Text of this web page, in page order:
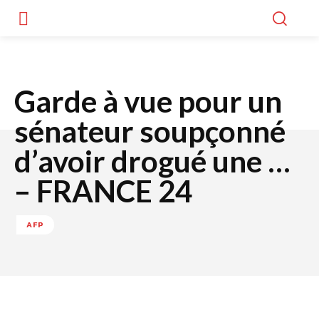
Garde à vue pour un
sénateur soupçonné
d’avoir drogué une …
– FRANCE 24
AFP